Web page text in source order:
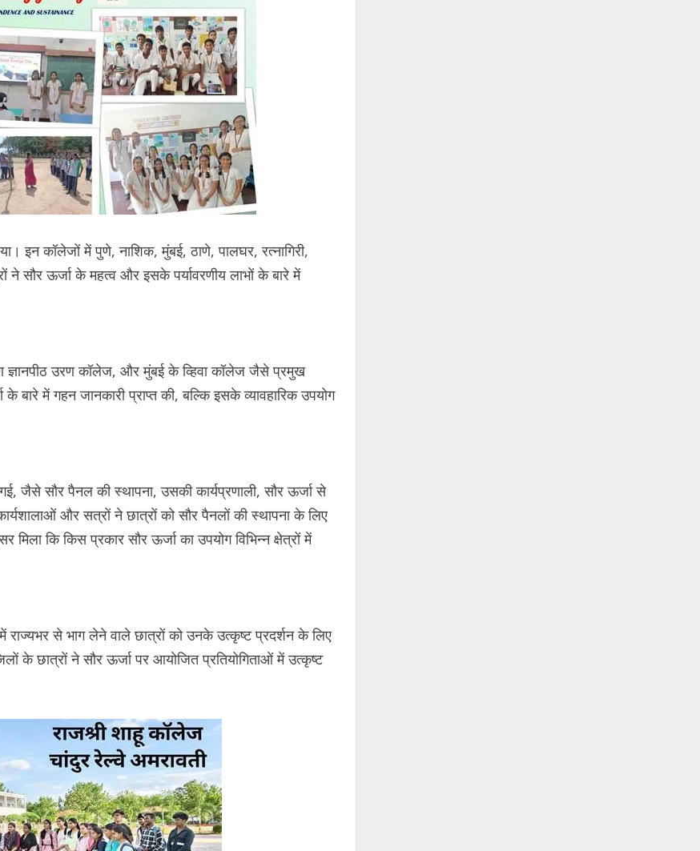
इन कॉलेजों में पुणे, नाशिक, मुंबई, ठाणे, पालघर, रत्नागिरी,
सौर ऊर्जा के महत्व और इसके पर्यावरणीय लाभों के बारे में
उरण कॉलेज, और मुंबई के व्हिवा कॉलेज जैसे प्रमुख
में गहन जानकारी प्राप्त की, बल्कि इसके व्यावहारिक उपयोग
जैसे सौर पैनल की स्थापना, उसकी कार्यप्रणाली, सौर ऊर्जा से
और सत्रों ने छात्रों को सौर पैनलों की स्थापना के लिए
कि किस प्रकार सौर ऊर्जा का उपयोग विभिन्न क्षेत्रों में
से भाग लेने वाले छात्रों को उनके उत्कृष्ट प्रदर्शन के लिए
के छात्रों ने सौर ऊर्जा पर आयोजित प्रतियोगिताओं में उत्कृष्ट